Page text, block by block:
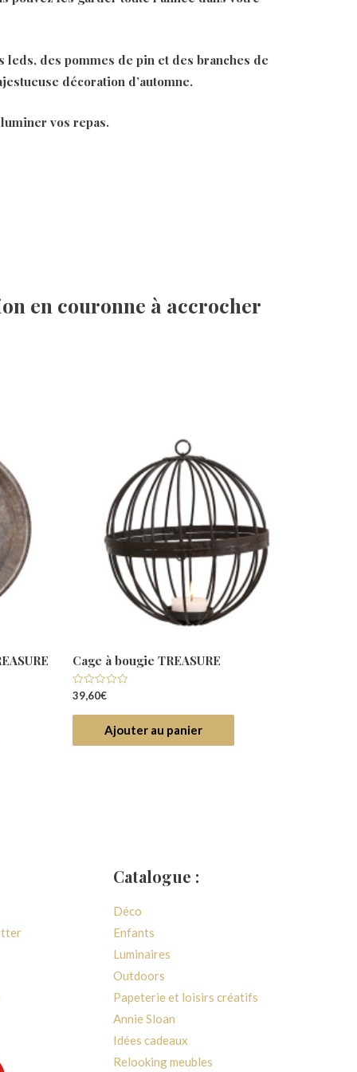
leds, des pommes de pin et des branches de
décoration d’automne.
vos repas.
en couronne à accrocher
Cage à bougie TREASURE
Note
sur
39,60€
Ajouter au panier
Catalogue :
Déco
Enfants
Luminaires
Outdoors
Papeterie et loisirs créatifs
Annie Sloan
Idées cadeaux
Relooking meubles